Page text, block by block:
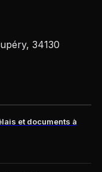
34130
et documents à